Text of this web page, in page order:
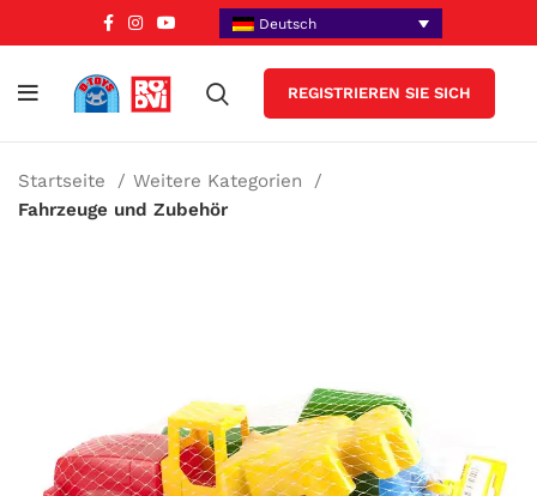
Deutsch
REGISTRIEREN SIE SICH
Startseite
Weitere Kategorien
Fahrzeuge und Zubehör